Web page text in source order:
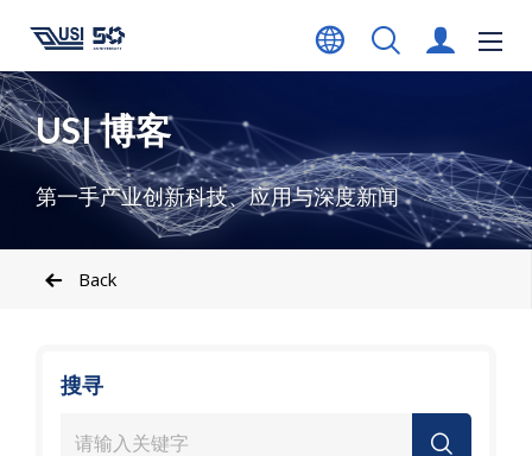
USI 博客
第一手产业创新科技、应用与深度新闻
Back
搜寻